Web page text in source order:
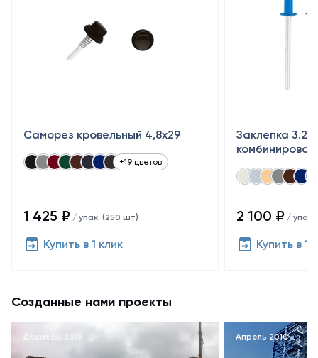
Саморез кровельный 4,8x29
+19 цветов
1 425 ₽ / упак. (250 шт)
Купить в 1 клик
Заклепка
2 100 ₽ / упак.
Купить в 1
Созданные нами проекты
Декабрь 2019 Апрель 2010